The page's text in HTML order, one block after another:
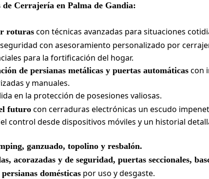
de Cerrajería en Palma de Gandia:
roturas con técnicas avanzadas para situaciones
con asesoramiento personalizado por
para la fortificación del hogar.
de persianas metálicas y puertas automáticas con
y manuales.
en la protección de posesiones valiosas.
futuro con cerraduras electrónicas un escudo
control desde dispositivos móviles y un historial
ganzuado, topolino y resbalón.
acorazadas y de seguridad, puertas seccionales,
domésticas por uso y desgaste.